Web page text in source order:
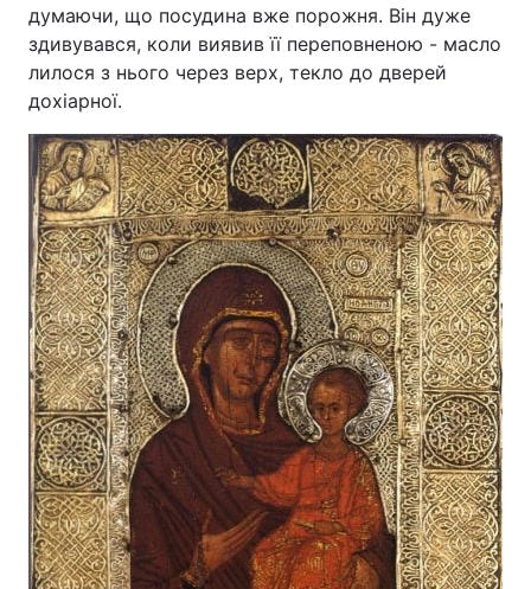
Інтерв'ю Думки
Архів Вакансії
Послуги
Тема оформлення
думаючи, що посудина вже порожня. Він дуже
здивувався, коли виявив її переповненою - масло
лилося з нього через верх, текло до дверей
дохіарної.